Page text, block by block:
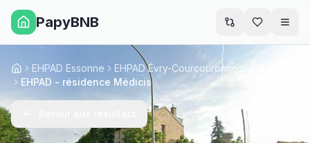
PapyBNB
AccueilEHPAD Essonne
EHPAD Évry-Courcouronnes
EHPAD - résidence Médicis